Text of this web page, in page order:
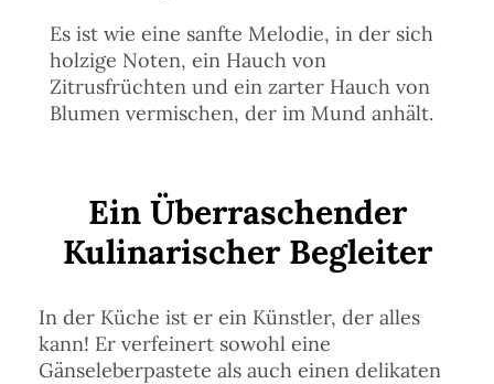
Es ist wie eine sanfte Melodie, in der sich
holzige Noten, ein Hauch von
Zitrusfrüchten und ein zarter Hauch von
Blumen vermischen, der im Mund anhält.
Ein Überraschender
Kulinarischer Begleiter
In der Küche ist er ein Künstler, der alles
kann! Er verfeinert sowohl eine
Gänseleberpastete als auch einen delikaten